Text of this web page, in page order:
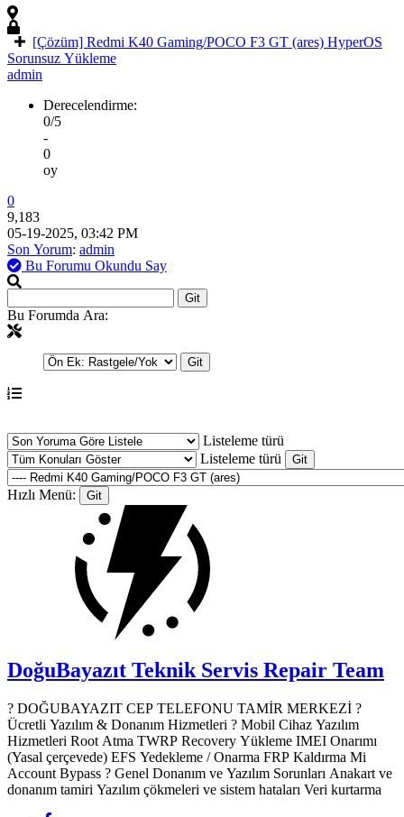
[Çözüm] Redmi K40 Gaming/POCO F3 GT (ares) HyperOS
Sorunsuz Yükleme
admin
Derecelendirme:
0/5
-
0
oy
0
9,183
05-19-2025, 03:42 PM
Son Yorum: admin
Bu Forumu Okundu Say
Bu Forumda Ara:
Listeleme türü
Listeleme türü
Hızlı Menü:
DoğuBayazıt Teknik Servis Repair Team
? DOĞUBAYAZIT CEP TELEFONU TAMİR MERKEZİ ?️
Ücretli Yazılım & Donanım Hizmetleri ? Mobil Cihaz Yazılım
Hizmetleri Root Atma TWRP Recovery Yükleme IMEI Onarımı
(Yasal çerçevede) EFS Yedekleme / Onarma FRP Kaldırma Mi
Account Bypass ? Genel Donanım ve Yazılım Sorunları Anakart ve
donanım tamiri Yazılım çökmeleri ve sistem hataları Veri kurtarma